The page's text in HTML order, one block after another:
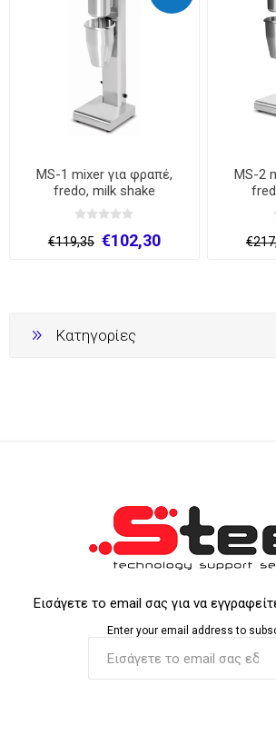
MS-1 mixer για φραπέ,
fredo, milk shake
€119,35 €102,30
MS-2
Κατηγορίες
Εισάγετε το email σας για να
Enter your email address to